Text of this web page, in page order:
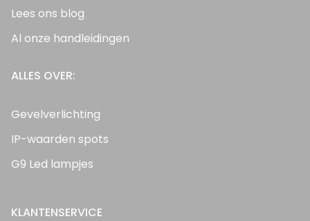
Lees ons blog
Al onze handleidingen
ALLES OVER:
Gevelverlichting
IP-waarden spots
G9 Led lampjes
KLANTENSERVICE